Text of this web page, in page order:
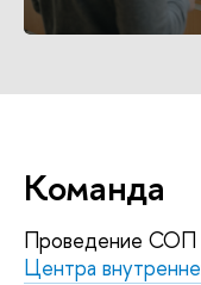
Команда
Проведение СОП
Центра